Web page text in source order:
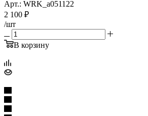
Арт.: WRK_a051122
2 100 ₽
/шт
В корзину